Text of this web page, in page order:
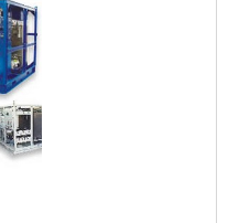
de pistão,
do gás de
DESTACAR